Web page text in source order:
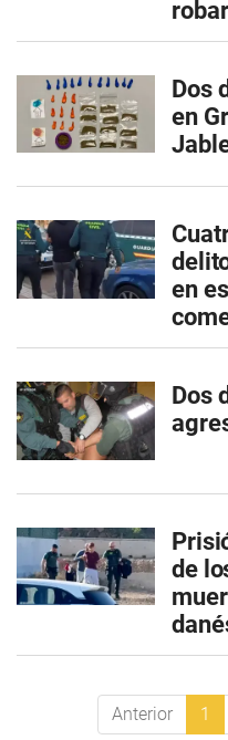
Dos
en
en
Dos
de
Anterior 1